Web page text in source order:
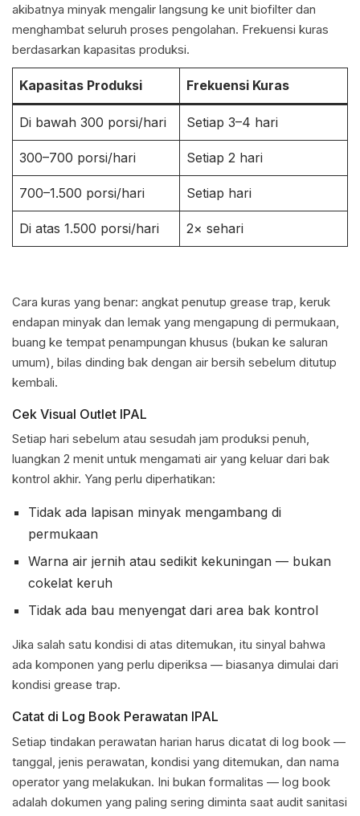
akibatnya minyak mengalir langsung ke unit biofilter dan
menghambat seluruh proses pengolahan. Frekuensi kuras
berdasarkan kapasitas produksi.
Kapasitas Produksi Frekuensi Kuras
Di bawah 300 porsi/hari Setiap 3–4 hari
300–700 porsi/hari Setiap 2 hari
700–1.500 porsi/hari Setiap hari
Di atas 1.500 porsi/hari 2× sehari
Cara kuras yang benar: angkat penutup grease trap, keruk
endapan minyak dan lemak yang mengapung di permukaan,
buang ke tempat penampungan khusus (bukan ke saluran
umum), bilas dinding bak dengan air bersih sebelum ditutup
kembali.
Cek Visual Outlet IPAL
Setiap hari sebelum atau sesudah jam produksi penuh,
luangkan 2 menit untuk mengamati air yang keluar dari bak
kontrol akhir. Yang perlu diperhatikan:
Tidak ada lapisan minyak mengambang di
permukaan
Warna air jernih atau sedikit kekuningan — bukan
cokelat keruh
Tidak ada bau menyengat dari area bak kontrol
Jika salah satu kondisi di atas ditemukan, itu sinyal bahwa
ada komponen yang perlu diperiksa — biasanya dimulai dari
kondisi grease trap.
Catat di Log Book Perawatan IPAL
Setiap tindakan perawatan harian harus dicatat di log book —
tanggal, jenis perawatan, kondisi yang ditemukan, dan nama
operator yang melakukan. Ini bukan formalitas — log book
adalah dokumen yang paling sering diminta saat audit sanitasi